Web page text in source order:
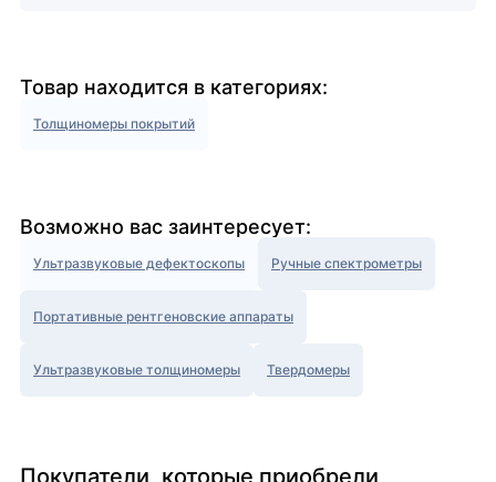
Товар находится в категориях:
Толщиномеры покрытий
Возможно вас заинтересует:
Ультразвуковые дефектоскопы Ручные спектрометры
Портативные рентгеновские аппараты
Ультразвуковые толщиномеры Твердомеры